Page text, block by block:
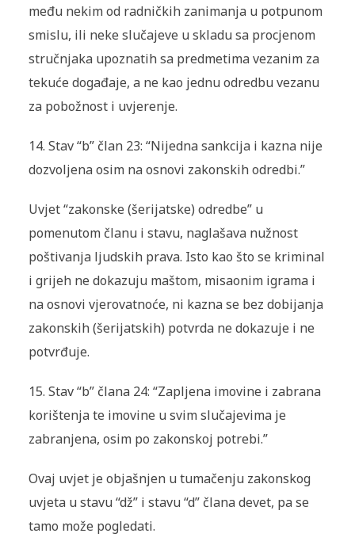
među nekim od radničkih zanimanja u potpunom
smislu, ili neke slučajeve u skladu sa procjenom
stručnjaka upoznatih sa predmetima vezanim za
tekuće događaje, a ne kao jednu odredbu vezanu
za pobožnost i uvjerenje.
14. Stav “b” član 23: “Nijedna sankcija i kazna nije
dozvoljena osim na osnovi zakonskih odredbi.”
Uvjet “zakonske (šerijatske) odredbe” u
pomenutom članu i stavu, naglašava nužnost
poštivanja ljudskih prava. Isto kao što se kriminal
i grijeh ne dokazuju maštom, misaonim igrama i
na osnovi vjerovatnoće, ni kazna se bez dobijanja
zakonskih (šerijatskih) potvrda ne dokazuje i ne
potvrđuje.
15. Stav “b” člana 24: “Zapljena imovine i zabrana
korištenja te imovine u svim slučajevima je
zabranjena, osim po zakonskoj potrebi.”
Ovaj uvjet je objašnjen u tumačenju zakonskog
uvjeta u stavu “dž” i stavu “d” člana devet, pa se
tamo može pogledati.